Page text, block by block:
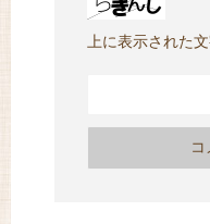
上に表示された